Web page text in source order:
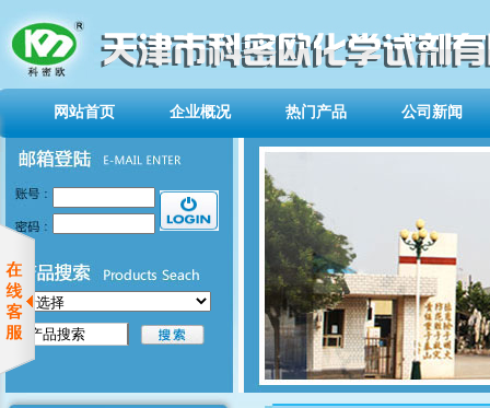
网站首页 企业概况 热门产品 公司新闻